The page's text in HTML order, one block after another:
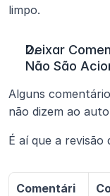
limpo.
Deixar
Não São
Alguns
não dizem ao
É aí que a revisão
Comentári